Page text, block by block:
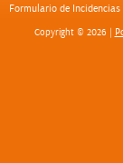
Formulario de Incidencias
Copyright © 2026 |